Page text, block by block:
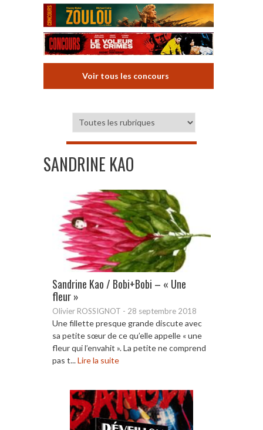
Voir tous les concours
SANDRINE KAO
Sandrine Kao / Bobi+Bobi – « Une
fleur »
Olivier ROSSIGNOT - 28 septembre 2018
Une fillette presque grande discute avec
sa petite sœur de ce qu’elle appelle « une
fleur qui l’envahit ». La petite ne comprend
pas t...Lire la suite